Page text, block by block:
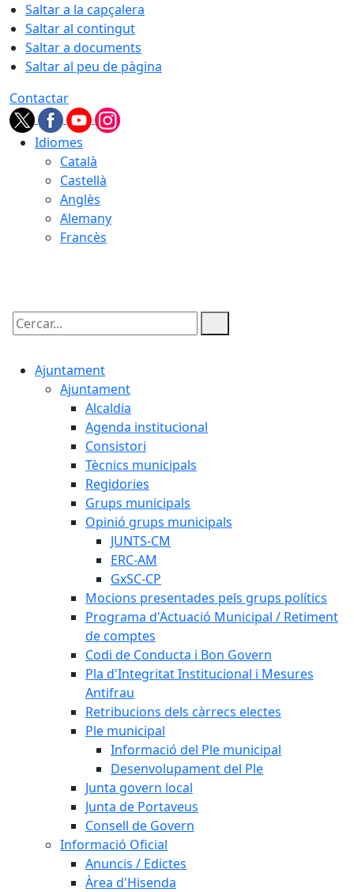
Saltar a la capçalera
Saltar al contingut
Saltar a documents
Saltar al peu de pàgina
Contactar
Idiomes
Català
Castellà
Anglès
Alemany
Francès
Cercar:
Ajuntament
Ajuntament
Alcaldia
Agenda institucional
Consistori
Tècnics municipals
Regidories
Grups municipals
Opinió grups municipals
JUNTS-CM
ERC-AM
GxSC-CP
Mocions presentades pels grups polítics
Programa d'Actuació Municipal / Retiment
de comptes
Codi de Conducta i Bon Govern
Pla d'Integritat Institucional i Mesures
Antifrau
Retribucions dels càrrecs electes
Ple municipal
Informació del Ple municipal
Desenvolupament del Ple
Junta govern local
Junta de Portaveus
Consell de Govern
Informació Oficial
Anuncis / Edictes
Àrea d'Hisenda